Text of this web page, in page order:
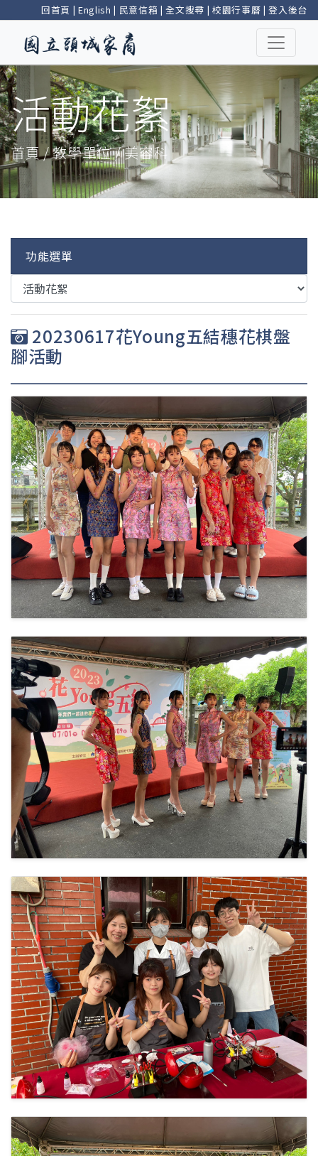
回首頁 | English | 民意信箱 |全文搜尋 | 校園行事曆 |登入後台
活動花絮
首頁 / 教學單位 / 美容科
功能選單
20230617花Young五結穗花棋盤
腳活動